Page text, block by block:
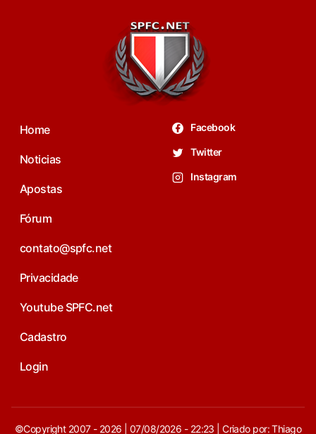
Home
Noticias
Apostas
Fórum
contato@spfc.net
Privacidade
Youtube SPFC.net
Cadastro
Login
Facebook
Twitter
Instagram
©Copyright 2007 - 2026 | 07/08/2026 - 22:23 | Criado por: Thiago